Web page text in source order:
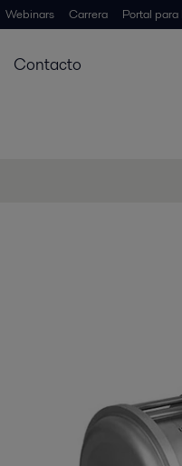
Webinars Carrera Portal
Contacto